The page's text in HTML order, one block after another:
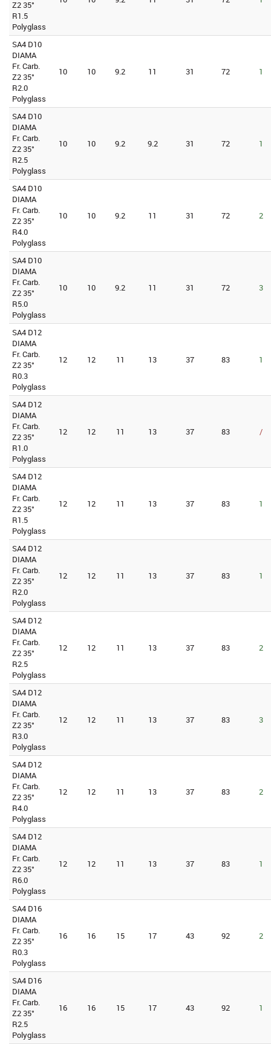
Z2 35°
R1.5
Polyglass
SA4 D10
DIAMA
Fr. Carb.
Z2 35°
R2.0
Polyglass
10 10 9.2 11 31 72 1
SA4 D10
DIAMA
Fr. Carb.
Z2 35°
R2.5
Polyglass
10 10 9.2 9.2 31 72 1
SA4 D10
DIAMA
Fr. Carb.
Z2 35°
R4.0
Polyglass
10 10 9.2 11 31 72 2
SA4 D10
DIAMA
Fr. Carb.
Z2 35°
R5.0
Polyglass
10 10 9.2 11 31 72 3
SA4 D12
DIAMA
Fr. Carb.
Z2 35°
R0.3
Polyglass
12 12 11 13 37 83 1
SA4 D12
DIAMA
Fr. Carb.
Z2 35°
R1.0
Polyglass
12 12 11 13 37 83 /
SA4 D12
DIAMA
Fr. Carb.
Z2 35°
R1.5
Polyglass
12 12 11 13 37 83 1
SA4 D12
DIAMA
Fr. Carb.
Z2 35°
R2.0
Polyglass
12 12 11 13 37 83 1
SA4 D12
DIAMA
Fr. Carb.
Z2 35°
R2.5
Polyglass
12 12 11 13 37 83 2
SA4 D12
DIAMA
Fr. Carb.
Z2 35°
R3.0
Polyglass
12 12 11 13 37 83 3
SA4 D12
DIAMA
Fr. Carb.
Z2 35°
R4.0
Polyglass
12 12 11 13 37 83 2
SA4 D12
DIAMA
Fr. Carb.
Z2 35°
R6.0
Polyglass
12 12 11 13 37 83 1
SA4 D16
DIAMA
Fr. Carb.
Z2 35°
R0.3
Polyglass
16 16 15 17 43 92 2
SA4 D16
DIAMA
Fr. Carb.
Z2 35°
R2.5
Polyglass
16 16 15 17 43 92 1